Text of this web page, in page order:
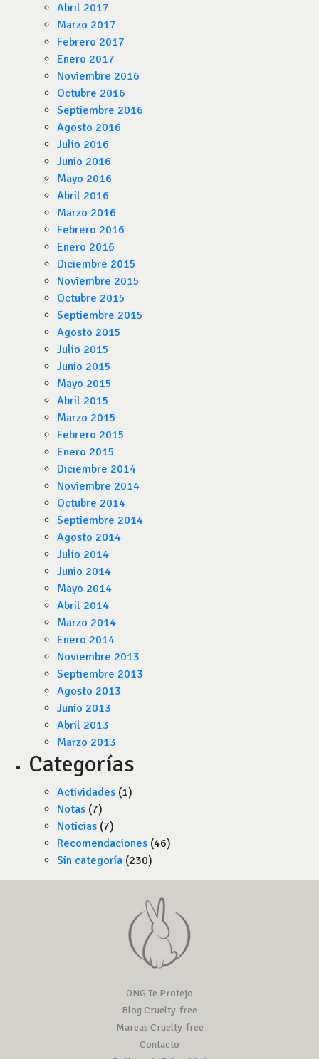
Abril 2017
Marzo 2017
Febrero 2017
Enero 2017
Noviembre 2016
Octubre 2016
Septiembre 2016
Agosto 2016
Julio 2016
Junio 2016
Mayo 2016
Abril 2016
Marzo 2016
Febrero 2016
Enero 2016
Diciembre 2015
Noviembre 2015
Octubre 2015
Septiembre 2015
Agosto 2015
Julio 2015
Junio 2015
Mayo 2015
Abril 2015
Marzo 2015
Febrero 2015
Enero 2015
Diciembre 2014
Noviembre 2014
Octubre 2014
Septiembre 2014
Agosto 2014
Julio 2014
Junio 2014
Mayo 2014
Abril 2014
Marzo 2014
Enero 2014
Noviembre 2013
Septiembre 2013
Agosto 2013
Junio 2013
Abril 2013
Marzo 2013
Categorías
Actividades (1)
Notas (7)
Noticias (7)
Recomendaciones (46)
Sin categoría (230)
ONG Te Protejo
Blog Cruelty-free
Marcas Cruelty-free
Contacto